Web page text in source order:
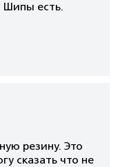
Шипы есть.
резину. Это
сказать что не